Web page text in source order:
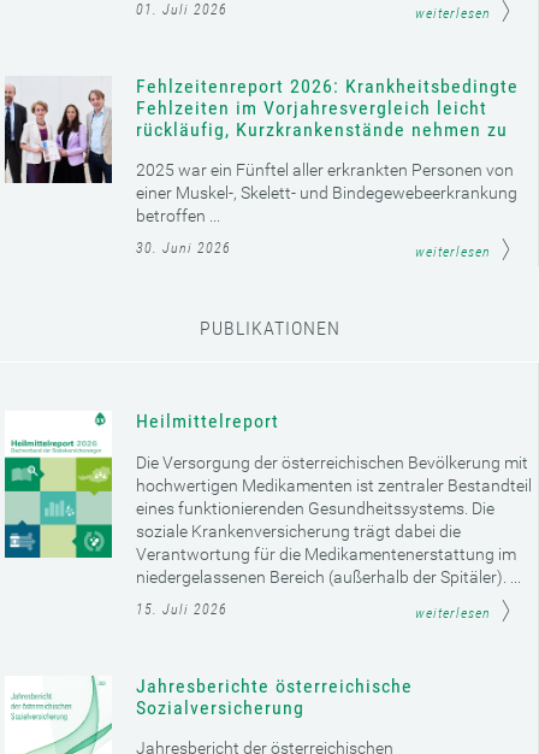
01. Juli 2026 weiterlesen
Fehlzeitenreport 2026: Krankheitsbedingte
Fehlzeiten im Vorjahresvergleich leicht
rückläufig, Kurzkrankenstände nehmen zu
2025 war ein Fünftel aller erkrankten Personen von
einer Muskel-, Skelett- und Bindegewebeerkrankung
betroffen ...
30. Juni 2026 weiterlesen
PUBLIKATIONEN
Heilmittelreport
Die Versorgung der österreichischen Bevölkerung mit
hochwertigen Medikamenten ist zentraler Bestandteil
eines funktionierenden Gesundheitssystems. Die
soziale Krankenversicherung trägt dabei die
Verantwortung für die Medikamentenerstattung im
niedergelassenen Bereich (außerhalb der Spitäler). ...
15. Juli 2026 weiterlesen
Jahresberichte österreichische
Sozialversicherung
Jahresbericht der österreichischen